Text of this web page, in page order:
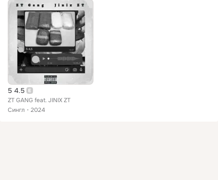
5 4.5
ZT GANG feat. JINIX ZT
Сингл
2024